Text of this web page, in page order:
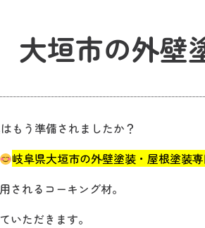
垣市の外壁
もう準備されましたか？
岐阜県大垣市の外壁塗装・屋根塗装
されるコーキング材。
いただきます。